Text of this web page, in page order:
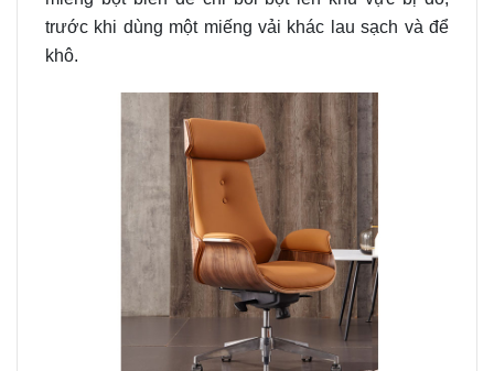
trước khi dùng một miếng vải khác lau sạch và để
khô.